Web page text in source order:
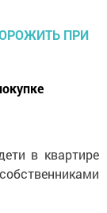
в квартире